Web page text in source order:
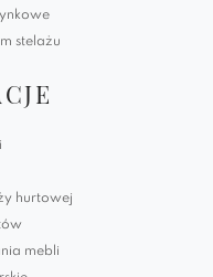
stelażu
hurtowej
mebli